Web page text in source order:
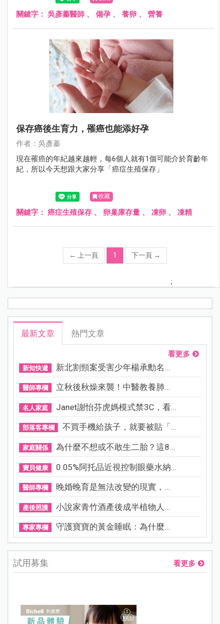
關鍵字： 吳彥蓁醫師 、 備孕 、 養卵 、 營養
保存癌後生育力，罹癌也能添好孕
作者：吳彥蓁
現在罹癌的年紀越來越輕，每6個人就有1個可能介於育齡年
紀，所以今天想跟大家分享「癌症生殖保存」
收藏
關鍵字： 癌症生殖保存 、 卵巢庫存量 、 凍卵 、 凍精
← 上一頁 1 下一頁 →
;
最新文章 熱門文章
看更多
新知快遞 新北割頸案受害少年楊承勳名...
醫師專欄 立秋後秋燥來襲！中醫教養肺...
名人家庭 Janet謝怡芬虎媽模式禁3C，看...
部落客專欄 不買手機給孩子，就要被貼「...
家庭關係 為什麼不想或不敢生二胎？這8...
寶貝健康 0.05%阿托品近視控制眼藥水納...
醫師專欄 晚婚晚育是無法改變的現實，...
產後照護 小說家青竹酒產後成半植物人...
專家專欄 守護寶寶的黃金睡眠：為什麼...
試用募集 看更多